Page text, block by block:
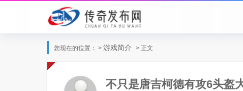
您现在的位置： > 游戏简介 > 正文
不只是唐吉柯德有攻6头盔